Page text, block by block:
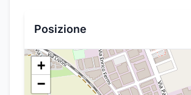
Posizione
+
−